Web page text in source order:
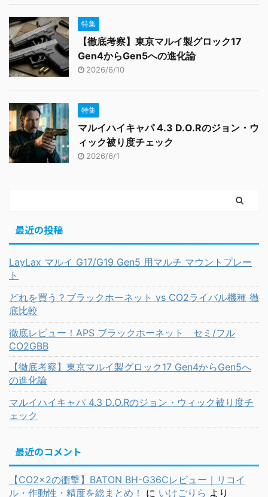
特集
【徹底考察】東京マルイ製グロック17
Gen4からGen5への進化論
2026/6/10
特集
マルイハイキャパ 4.3 D.O.Rのジョン・ウ
ィック被り度チェック
2026/6/1
最近の投稿
LayLax マルイ G17/G19 Gen5 用マルチ マウントプレー
ト
どれを買う？ブラックホーネット vs CO2ライバル機種 徹
底比較
徹底レビュー！APS ブラックホーネット セミ/フル
CO2GBB
【徹底考察】東京マルイ製グロック17 Gen4からGen5へ
の進化論
マルイハイキャパ 4.3 D.O.Rのジョン・ウィック被り度チ
ェック
最近のコメント
【CO2×2の衝撃】BATON BH-G36Cレビュー｜リコイ
ル・作動性・精度を総まとめ！
に いけごりら より